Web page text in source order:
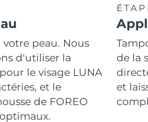
votre peau. Nous
d'utiliser la
le visage LUNA
et le
de FOREO
de la
et